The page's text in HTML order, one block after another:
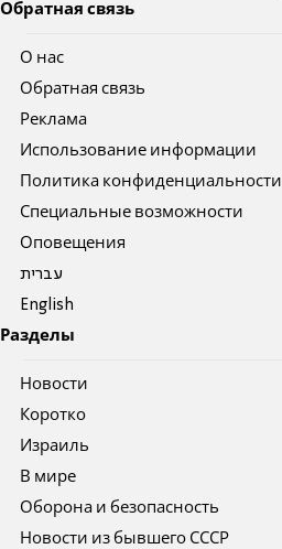
Обратная связь
О нас
Обратная связь
Реклама
Использование информации
Политика конфиденциальности
Специальные возможности
Оповещения
עברית
English
Разделы
Новости
Коротко
Израиль
В мире
Оборона и безопасность
Новости из бывшего СССР